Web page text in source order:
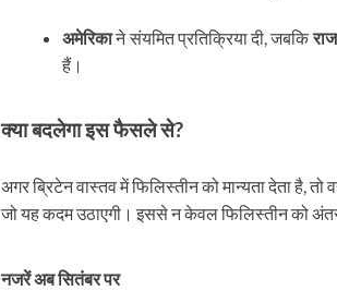
अमेरिकाने संयमित प्रतिक्रिया दी, जबकि
हैं।
क्या बदलेगा इस फैसले से?
अगर ब्रिटेन वास्तव में फिलिस्तीन को मान्यता देता है, तो
जो यह कदम उठाएगी। इससे न केवल फिलिस्तीन को
नजरें अब सितंबर पर